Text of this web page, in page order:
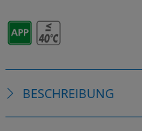
BESCHREIBUNG